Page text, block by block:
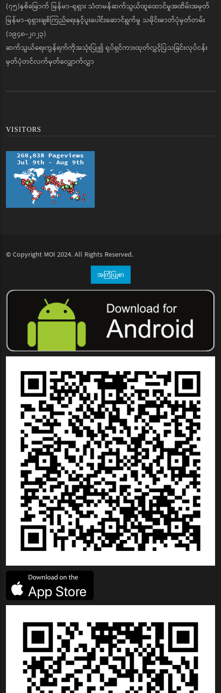
(၇၅)နှစ်မြောက် မြန်မာ-ရုရှား သံတမန်ဆက်သွယ်ထူထောင်မှုအထိမ်းအမှတ်
မြန်မာ-ရုရှားချစ်ကြည်ရေးနှင့်ပူးပေါင်းဆောင်ရွက်မှု သမိုင်းဓာတ်ပုံမှတ်တမ်း
(၁၉၄၈-၂၀၂၃)
ဆက်သွယ်ရေးကွန်ရက်ကိုအသုံးပြု၍ ရုပ်ရှင်ကားထုတ်လွှင့်ပြသခြင်းလုပ်ငန်း
မှတ်ပုံတင်လက်မှတ်လျှောက်လွှာ
VISITORS
© Copyright MOI 2024. All Rights Reserved.
အကြံပြုစာ